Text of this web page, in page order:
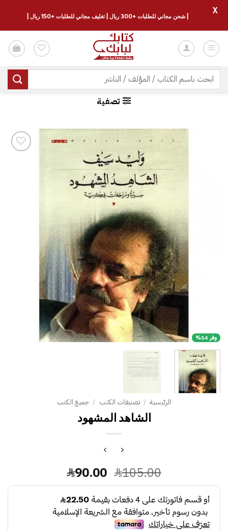
للمحتوى
البحث
عن:
تصفية
وفر 14%
الرئيسية / تصنيفات الكتب / جميع الكتب
الشاهد المشهود
105.00 السعر
الأصلي
هو:
105.00.
90.00 السعر
الحالي
هو:
90.00.
| شحن مجاني للطلبات +300 ريال | تغليف مجاني للطلبات +150 ريال |
X